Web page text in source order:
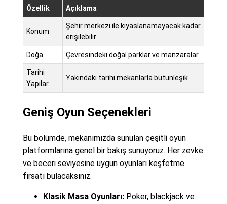
Özellik Açıklama
Konum
Şehir merkezi ile kıyaslanamayacak kadar
erişilebilir
Doğa Çevresindeki doğal parklar ve manzaralar
Tarihi
Yapılar
Yakındaki tarihi mekanlarla bütünleşik
Geniş Oyun Seçenekleri
Bu bölümde, mekanımızda sunulan çeşitli oyun
platformlarına genel bir bakış sunuyoruz. Her zevke
ve beceri seviyesine uygun oyunları keşfetme
fırsatı bulacaksınız.
Klasik Masa Oyunları:Poker, blackjack ve